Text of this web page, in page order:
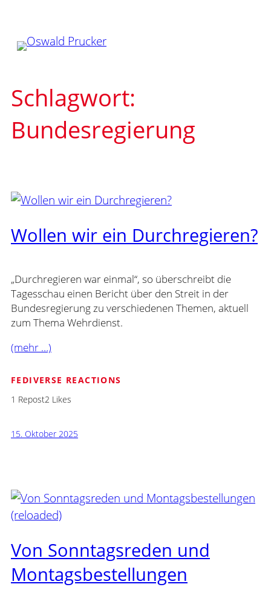
springen
Schlagwort:
Bundesregierung
Wollen wir ein Durchregieren?
„Durchregieren war einmal“, so überschreibt die
Tagesschau einen Bericht über den Streit in der
Bundesregierung zu verschiedenen Themen, aktuell
zum Thema Wehrdienst.
(mehr …)
FEDIVERSE REACTIONS
1 Repost2 Likes
15. Oktober 2025
Von Sonntagsreden und
Montagsbestellungen